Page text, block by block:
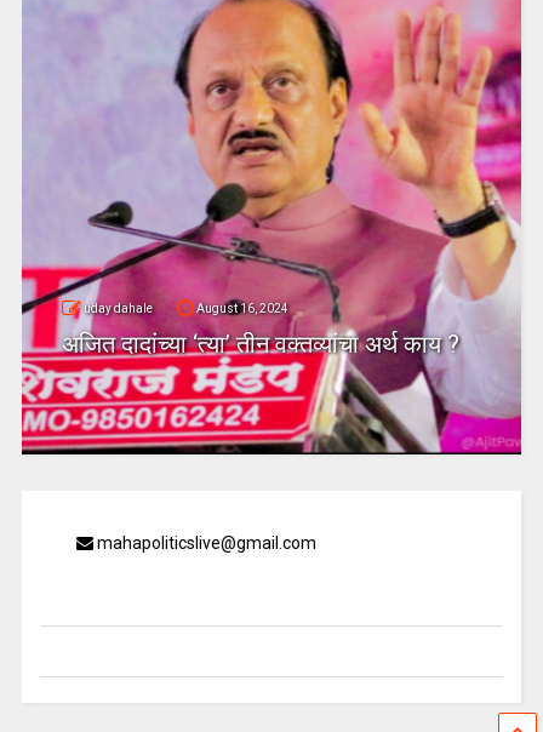
uday dahale August 16, 2024
अजित दादांच्या ‘त्या’ तीन वक्तव्यांचा अर्थ काय ?
mahapoliticslive@gmail.com